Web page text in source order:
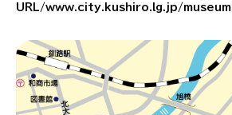
URL/www.city.kushiro.lg.jp/museum